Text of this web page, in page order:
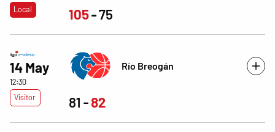
Local
105 75
14 May
12:30
Visitor
Río Breogán
81 82